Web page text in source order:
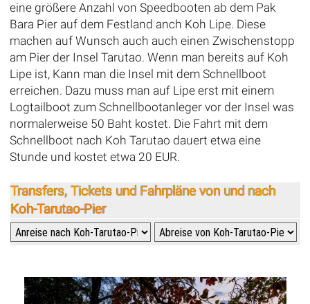
eine größere Anzahl von Speedbooten ab dem Pak
Bara Pier auf dem Festland anch Koh Lipe. Diese
machen auf Wunsch auch auch einen Zwischenstopp
am Pier der Insel Tarutao. Wenn man bereits auf Koh
Lipe ist, Kann man die Insel mit dem Schnellboot
erreichen. Dazu muss man auf Lipe erst mit einem
Logtailboot zum Schnellbootanleger vor der Insel was
normalerweise 50 Baht kostet. Die Fahrt mit dem
Schnellboot nach Koh Tarutao dauert etwa eine
Stunde und kostet etwa 20 EUR.
Transfers, Tickets und Fahrpläne von und nach
Koh-Tarutao-Pier